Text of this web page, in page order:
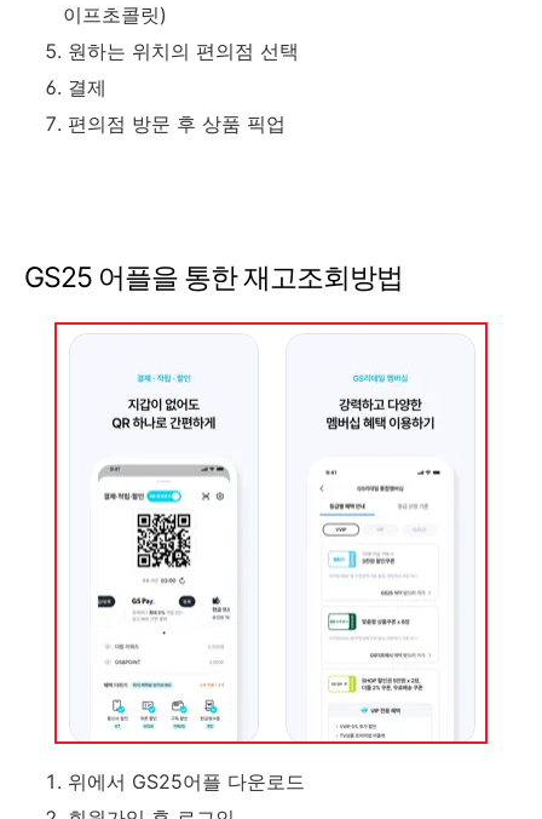
이프초콜릿)
원하는 위치의 편의점 선택
결제
편의점 방문 후 상품 픽업
GS25 어플을 통한 재고조회방법
위에서 GS25어플 다운로드